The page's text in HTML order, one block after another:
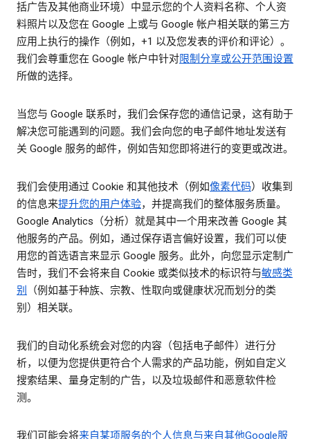
括广告及其他商业环境）中显示您的个人资料名称、个人资
料照片以及您在 Google 上或与 Google 帐户相关联的第三方
应用上执行的操作（例如，+1 以及您发表的评价和评论）。
我们会尊重您在 Google 帐户中针对限制分享或公开范围设置
所做的选择。
当您与 Google 联系时，我们会保存您的通信记录，这有助于
解决您可能遇到的问题。我们会向您的电子邮件地址发送有
关 Google 服务的邮件，例如告知您即将进行的变更或改进。
我们会使用通过 Cookie 和其他技术（例如像素代码）收集到
的信息来提升您的用户体验，并提高我们的整体服务质量。
Google Analytics（分析）就是其中一个用来改善 Google 其
他服务的产品。例如，通过保存语言偏好设置，我们可以使
用您的首选语言来显示 Google 服务。此外，向您显示定制广
告时，我们不会将来自 Cookie 或类似技术的标识符与敏感类
别
（例如基于种族、宗教、性取向或健康状况而划分的类
别）相关联。
我们的自动化系统会对您的内容（包括电子邮件）进行分
析，以便为您提供更符合个人需求的产品功能，例如自定义
搜索结果、量身定制的广告，以及垃圾邮件和恶意软件检
测。
我们可能会将来自某项服务的个人信息与来自其他Google服